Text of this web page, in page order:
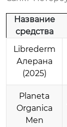
Название
средства
Librederm
Алерана
(2025)
Planeta
Organica
Men